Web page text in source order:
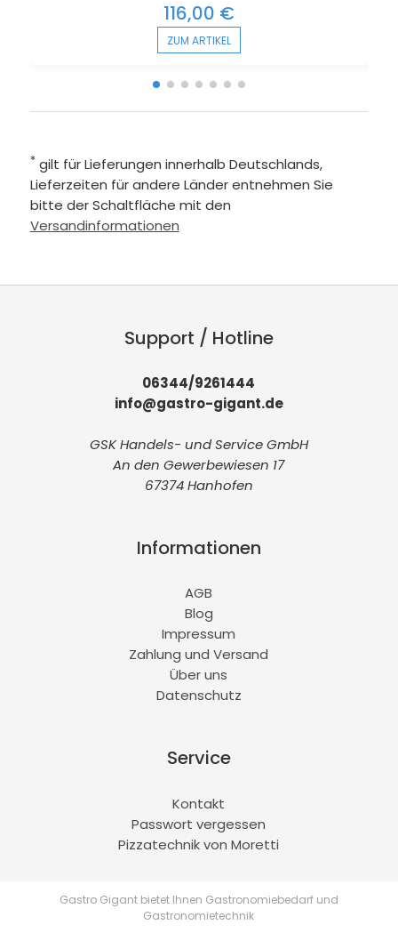
116,00 €
ZUM ARTIKEL
* gilt für Lieferungen innerhalb Deutschlands,
Lieferzeiten für andere Länder entnehmen Sie
bitte der Schaltfläche mit den
Versandinformationen
Support / Hotline
06344/9261444
info@gastro-gigant.de
GSK Handels- und Service GmbH
An den Gewerbewiesen 17
67374 Hanhofen
Informationen
AGB
Blog
Impressum
Zahlung und Versand
Über uns
Datenschutz
Service
Kontakt
Passwort vergessen
Pizzatechnik von Moretti
Gastro Gigant bietet Ihnen Gastronomiebedarf und
Gastronomietechnik